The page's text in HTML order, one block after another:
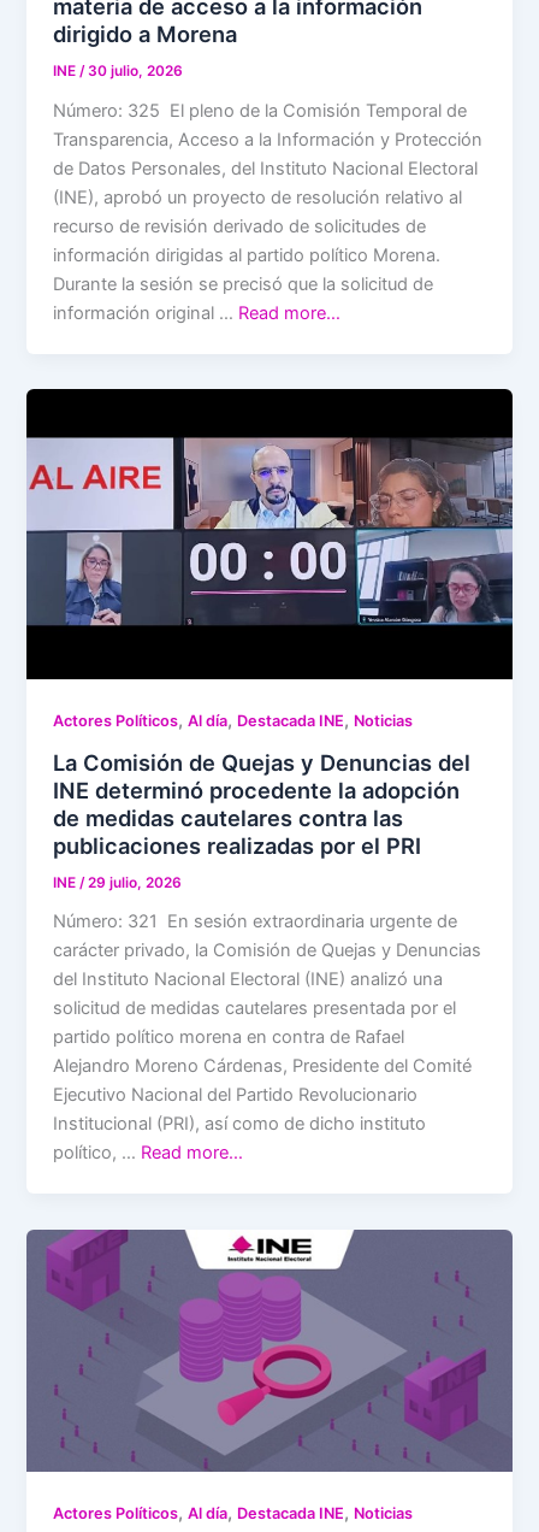
materia de acceso a la información
dirigido a Morena
INE/30 julio, 2026
Número: 325 El pleno de la Comisión Temporal de
Transparencia, Acceso a la Información y Protección
de Datos Personales, del Instituto Nacional Electoral
(INE), aprobó un proyecto de resolución relativo al
recurso de revisión derivado de solicitudes de
información dirigidas al partido político Morena.
Durante la sesión se precisó que la solicitud de
información original … Read more…
Actores Políticos,Al día, Destacada INE, Noticias
La Comisión de Quejas y Denuncias del
INE determinó procedente la adopción
de medidas cautelares contra las
publicaciones realizadas por el PRI
INE /29 julio, 2026
Número: 321 En sesión extraordinaria urgente de
carácter privado, la Comisión de Quejas y Denuncias
del Instituto Nacional Electoral (INE) analizó una
solicitud de medidas cautelares presentada por el
partido político morena en contra de Rafael
Alejandro Moreno Cárdenas, Presidente del Comité
Ejecutivo Nacional del Partido Revolucionario
Institucional (PRI), así como de dicho instituto
político, … Read more…
Actores Políticos,Al día, Destacada INE, Noticias